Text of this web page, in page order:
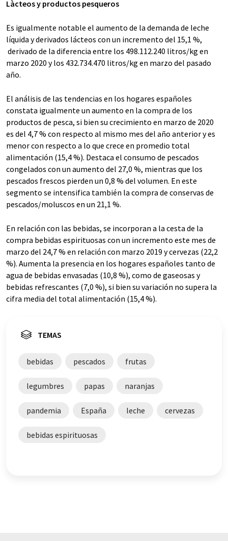
Làcteos y productos pesqueros
Es igualmente notable el aumento de la demanda de leche
líquida y derivados lácteos con un incremento del 15,1 %,
derivado de la diferencia entre los 498.112.240 litros/kg en
marzo 2020 y los 432.734.470 litros/kg en marzo del pasado
año.
El análisis de las tendencias en los hogares españoles
constata igualmente un aumento en la compra de los
productos de pesca, si bien su crecimiento en marzo de 2020
es del 4,7 % con respecto al mismo mes del año anterior y es
menor con respecto a lo que crece en promedio total
alimentación (15,4 %). Destaca el consumo de pescados
congelados con un aumento del 27,0 %, mientras que los
pescados frescos pierden un 0,8 % del volumen. En este
segmento se intensifica también la compra de conservas de
pescados/moluscos en un 21,1 %.
En relación con las bebidas, se incorporan a la cesta de la
compra bebidas espirituosas con un incremento este mes de
marzo del 24,7 % en relación con marzo 2019 y cervezas (22,2
%). Aumenta la presencia en los hogares españoles tanto de
agua de bebidas envasadas (10,8 %), como de gaseosas y
bebidas refrescantes (7,0 %), si bien su variación no supera la
cifra media del total alimentación (15,4 %).
TEMAS
bebidas pescados frutas
legumbres papas naranjas
pandemia España leche cervezas
bebidas espirituosas